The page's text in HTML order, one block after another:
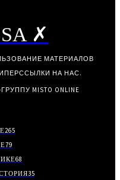
✗
МАТЕРИАЛОВ
НА НАС.
MISTO ONLINE
265
79
68
35